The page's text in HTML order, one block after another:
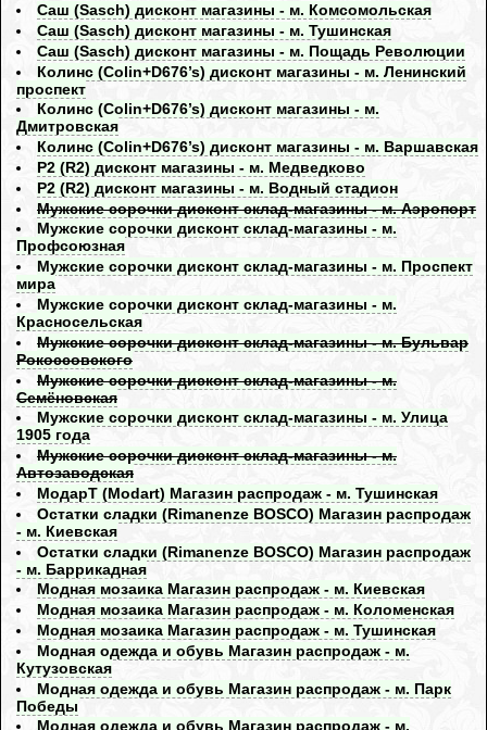
Саш (Sasch) дисконт магазины - м. Комсомольская
Саш (Sasch) дисконт магазины - м. Тушинская
Саш (Sasch) дисконт магазины - м. Пощадь Революции
Колинс (Colin+D676’s) дисконт магазины - м. Ленинский
проспект
Колинс (Colin+D676’s) дисконт магазины - м.
Дмитровская
Колинс (Colin+D676’s) дисконт магазины - м. Варшавская
Р2 (R2) дисконт магазины - м. Медведково
Р2 (R2) дисконт магазины - м. Водный стадион
Мужские сорочки дисконт склад-магазины - м. Аэропорт
Мужские сорочки дисконт склад-магазины - м.
Профсоюзная
Мужские сорочки дисконт склад-магазины - м. Проспект
мира
Мужские сорочки дисконт склад-магазины - м.
Красносельская
Мужские сорочки дисконт склад-магазины - м. Бульвар
Рокоссовского
Мужские сорочки дисконт склад-магазины - м.
Семёновская
Мужские сорочки дисконт склад-магазины - м. Улица
1905 года
Мужские сорочки дисконт склад-магазины - м.
Aвтозаводская
МодарТ (Modart) Магазин распродаж - м. Тушинская
Остатки сладки (Rimanenze BOSCO) Магазин распродаж
- м. Киевская
Остатки сладки (Rimanenze BOSCO) Магазин распродаж
- м. Баррикадная
Модная мозаика Магазин распродаж - м. Киевская
Модная мозаика Магазин распродаж - м. Коломенская
Модная мозаика Магазин распродаж - м. Тушинская
Модная одежда и обувь Магазин распродаж - м.
Кутузовская
Модная одежда и обувь Магазин распродаж - м. Парк
Победы
Модная одежда и обувь Магазин распродаж - м.